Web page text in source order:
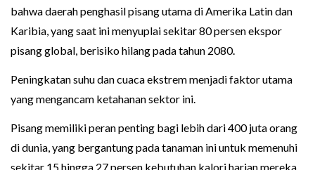
bahwa daerah penghasil pisang utama di Amerika Latin dan
Karibia, yang saat ini menyuplai sekitar 80 persen ekspor
pisang global, berisiko hilang pada tahun 2080.
Peningkatan suhu dan cuaca ekstrem menjadi faktor utama
yang mengancam ketahanan sektor ini.
Pisang memiliki peran penting bagi lebih dari 400 juta orang
di dunia, yang bergantung pada tanaman ini untuk memenuhi
sekitar 15 hingga 27 persen kebutuhan kalori harian mereka.